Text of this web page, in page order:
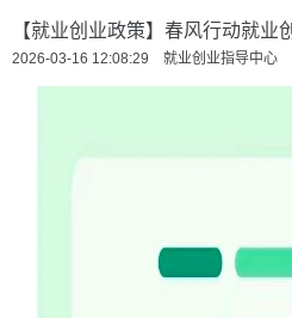
【就业创业政策】春风行动就业
2026-03-16 12:08:29 就业创业指导中心